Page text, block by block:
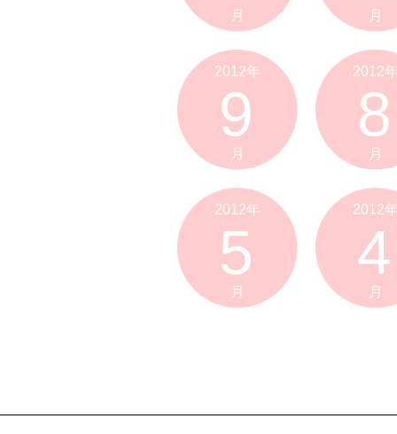
月 月
2012年
9
月
2012
8
月
2012年
5
月
2012
4
月